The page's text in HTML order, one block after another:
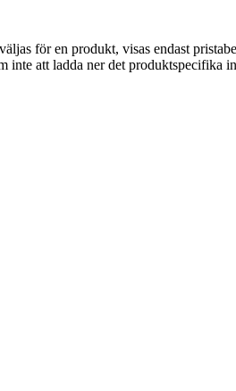
för en produkt, visas endast
att ladda ner det produktspecifika